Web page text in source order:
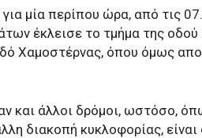
για μία περίπου ώρα, από τις
έκλεισε το τμήμα της
Χαμοστέρνας, όπου όμως
και άλλοι δρόμοι, ωστόσο,
διακοπή κυκλοφορίας,